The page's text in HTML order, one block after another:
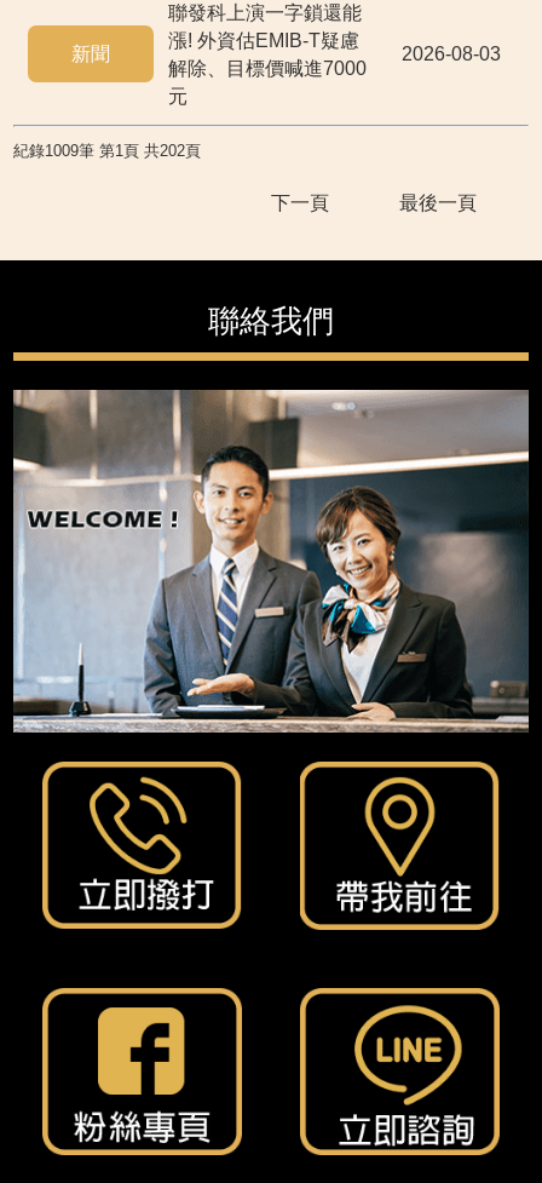
新聞
聯發科上演一字鎖還能
漲! 外資估EMIB-T疑慮
解除、目標價喊進7000
元
2026-08-03
紀錄1009筆 第1頁 共202頁
下一頁 最後一頁
聯絡我們